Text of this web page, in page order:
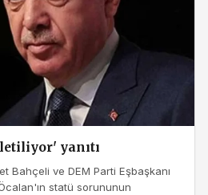
yanıtı
Bahçeli ve DEM Parti Eşbaşkanı
statü sorununun